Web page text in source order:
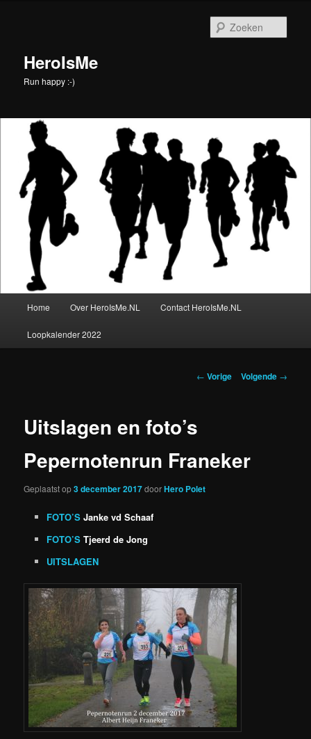
inhoudHeroIsMe
Run happy :-)
Home Over HeroIsMe.NL Contact HeroIsMe.NL
Loopkalender 2022
Berichtnavigatie
← Vorige Volgende →
Uitslagen en foto’s
Pepernotenrun Franeker
Geplaatst op3 december 2017doorHero Polet
FOTO’SJanke vd Schaaf
FOTO’STjeerd de Jong
UITSLAGEN